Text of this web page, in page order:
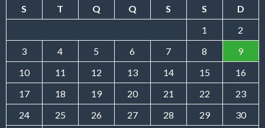
S T Q Q S S
D
1
2
3
4 5 6 7 8
9
10
11 12 13 14 15
16
17
18 19 20 21 22
23
24
25 26 27 28 29
30